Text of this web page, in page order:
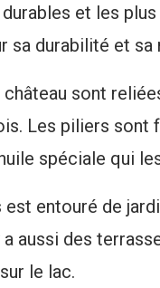
et les
sa durabilité et
sont
Les piliers
spéciale qui
est entouré de
a aussi des
le lac.